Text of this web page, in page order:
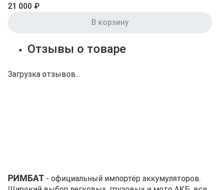
21 000 ₽
В корзину
Отзывы о товаре
Загрузка отзывов...
РИМБАТ - официальный импортёр аккумуляторов.